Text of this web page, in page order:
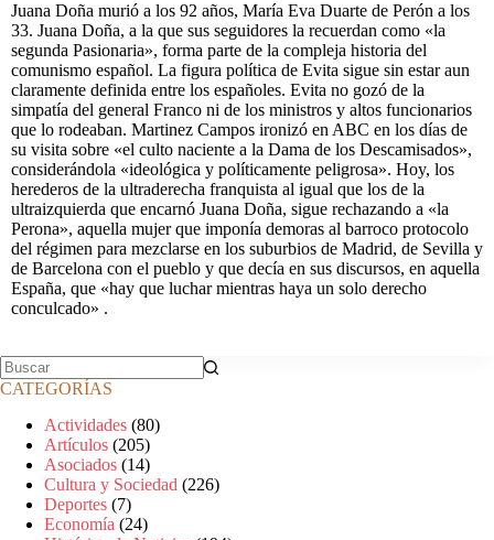
Juana Doña murió a los 92 años, María Eva Duarte de Perón a los
33. Juana Doña, a la que sus seguidores la recuerdan como «la
segunda Pasionaria», forma parte de la compleja historia del
comunismo español. La figura política de Evita sigue sin estar aun
claramente definida entre los españoles. Evita no gozó de la
simpatía del general Franco ni de los ministros y altos funcionarios
que lo rodeaban. Martinez Campos ironizó en ABC en los días de
su visita sobre «el culto naciente a la Dama de los Descamisados»,
considerándola «ideológica y políticamente peligrosa». Hoy, los
herederos de la ultraderecha franquista al igual que los de la
ultraizquierda que encarnó Juana Doña, sigue rechazando a «la
Perona», aquella mujer que imponía demoras al barroco protocolo
del régimen para mezclarse en los suburbios de Madrid, de Sevilla y
de Barcelona con el pueblo y que decía en sus discursos, en aquella
España, que «hay que luchar mientras haya un solo derecho
conculcado» .
CATEGORÍAS
Actividades (80)
Artículos (205)
Asociados (14)
Cultura y Sociedad (226)
Deportes (7)
Economía (24)